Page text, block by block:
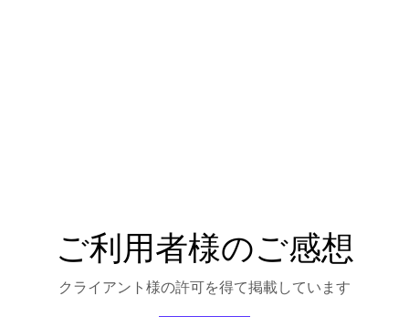
ご利用者様のご感想
クライアント様の許可を得て掲載しています